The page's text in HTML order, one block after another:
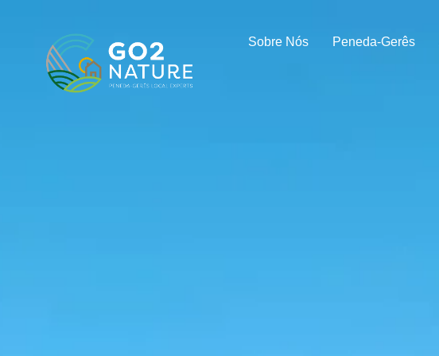
Sobre Nós Peneda-Gerês